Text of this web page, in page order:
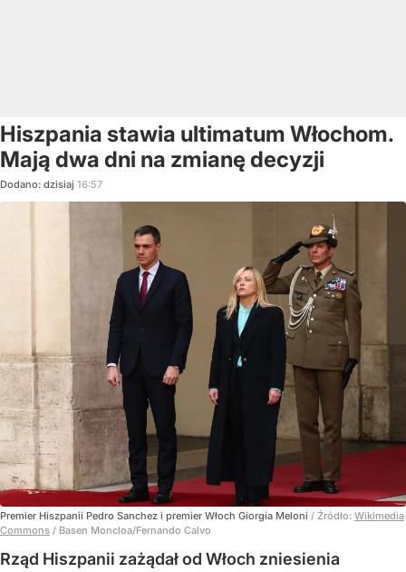
Hiszpania stawia ultimatum Włochom.
Mają dwa dni na zmianę decyzji
Dodano: dzisiaj 16:57
Premier Hiszpanii Pedro Sanchez i premier Włoch Giorgia Meloni / Źródło: Wikimedia
Commons / Basen Moncloa/Fernando Calvo
Rząd Hiszpanii zażądał od Włoch zniesienia